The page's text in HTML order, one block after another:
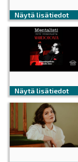
Näytä lisätiedot
Näytä lisätiedot